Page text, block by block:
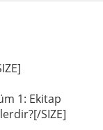
1: Ekitap
SIZE]